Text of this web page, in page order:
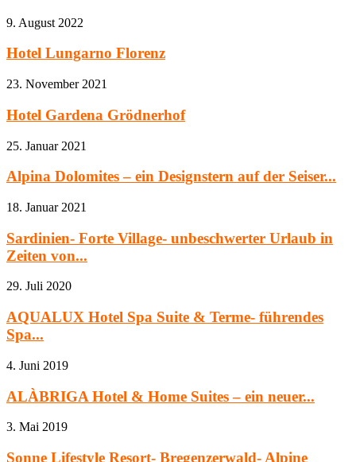
9. August 2022
Hotel Lungarno Florenz
23. November 2021
Hotel Gardena Grödnerhof
25. Januar 2021
Alpina Dolomites – ein Designstern auf der Seiser...
18. Januar 2021
Sardinien- Forte Village- unbeschwerter Urlaub in
Zeiten von...
29. Juli 2020
AQUALUX Hotel Spa Suite & Terme- führendes
Spa...
4. Juni 2019
ALÀBRIGA Hotel & Home Suites – ein neuer...
3. Mai 2019
Sonne Lifestyle Resort- Bregenzerwald- Alpine